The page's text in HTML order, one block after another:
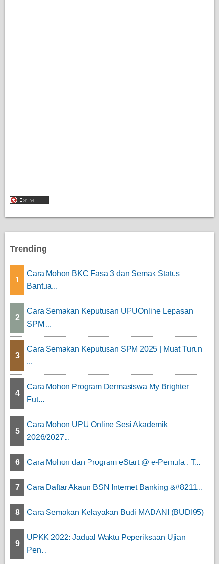
Trending
1
Cara Mohon BKC Fasa 3 dan Semak Status
Bantua...
2
Cara Semakan Keputusan UPUOnline Lepasan
SPM ...
3
Cara Semakan Keputusan SPM 2025 | Muat Turun
...
4
Cara Mohon Program Dermasiswa My Brighter
Fut...
5
Cara Mohon UPU Online Sesi Akademik
2026/2027...
6 Cara Mohon dan Program eStart @ e-Pemula : T...
7 Cara Daftar Akaun BSN Internet Banking &#8211...
8 Cara Semakan Kelayakan Budi MADANI (BUDI95)
9
UPKK 2022: Jadual Waktu Peperiksaan Ujian
Pen...